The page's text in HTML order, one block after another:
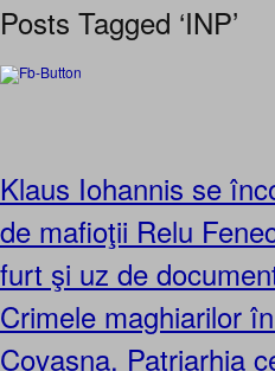
Posts Tagged ‘INP’
Klaus Iohannis se
de mafioţii Relu
furt şi uz de
Crimele maghiarilor
Covasna. Patriarhia